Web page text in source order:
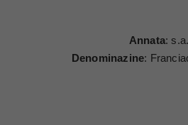
Annata: s.a.
Denominazine: